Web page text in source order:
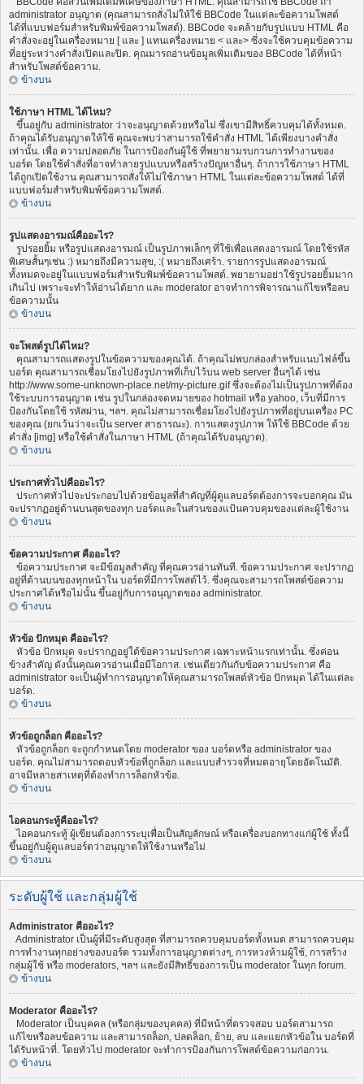
administrator อนุญาต (คุณสามารถสั่งไม่ให้ใช้ BBCode ในแต่ละข้อความโพสต์
ได้ที่แบบฟอร์มสำหรับพิมพ์ข้อความโพสต์). BBCode จะคล้ายกับรูปแบบ HTML คือ
คำสั่งจะอยู่ในเครื่องหมาย [ และ ] แทนเครื่องหมาย < และ> ซึ่งจะใช้ควบคุมข้อความ
ที่อยู่ระหว่างคำสั่งเปิดและปิด. คุณมารถอ่านข้อมูลเพิ่มเติมของ BBCode ได้ที่หน้า
สำหรับโพสต์ข้อความ.
ข้างบน
ใช้ภาษา HTML ได้ไหม?
ขึ้นอยู่กับ administrator ว่าจะอนุญาตด้วยหรือไม่ ซึ่งเขามีสิทธิ์ควบคุมได้ทั้งหมด.
ถ้าคุณได้รับอนุญาตให้ใช้ คุณจะพบว่าสามารถใช้คำสั่ง HTML ได้เพียงบางคำสั่ง
เท่านั้น. เพื่อ ความปลอดภัย ในการป้องกันผู้ใช้ ที่พยายามรบกวนการทำงานของ
บอร์ด โดยใช้คำสั่งที่อาจทำลายรูปแบบหรือสร้างปัญหาอื่นๆ. ถ้าการใช้ภาษา HTML
ได้ถูกเปิดใช้งาน คุณสามารถสั่งให้ไม่ใช้ภาษา HTML ในแต่ละข้อความโพสต์ ได้ที่
แบบฟอร์มสำหรับพิมพ์ข้อความโพสต์.
ข้างบน
รูปแสดงอารมณ์คืออะไร?
รูปรอยยิ้ม หรือรูปแสดงอารมณ์ เป็นรูปภาพเล็กๆ ที่ใช้เพื่อแสดงอารมณ์ โดยใช้รหัส
พิเศษสั้นๆเช่น :) หมายถึงมีความสุข, :( หมายถึงเศร้า. รายการรูปแสดงอารมณ์
ทั้งหมดจะอยู่ในแบบฟอร์มสำหรับพิมพ์ข้อความโพสต์. พยายามอย่าใช้รูปรอยยิ้มมาก
เกินไป เพราะจะทำให้อ่านได้ยาก และ moderator อาจทำการพิจารณาแก้ไขหรือลบ
ข้อความนั้น
ข้างบน
จะโพสต์รูปได้ไหม?
คุณสามารถแสดงรูปในข้อความของคุณได้. ถ้าคุณไม่พบกล่องสำหรับแนบไฟล์ขึ้น
บอร์ด คุณสามารถเชื่อมโยงไปยังรูปภาพที่เก็บไว้บน web server อื่นๆได้ เช่น
http://www.some-unknown-place.net/my-picture.gif ซึ่งจะต้องไม่เป็นรูปภาพที่ต้อง
ใช้ระบบการอนุญาต เช่น รูปในกล่องจดหมายของ hotmail หรือ yahoo, เว็บที่มีการ
ป้องกันโดยใช้ รหัสผ่าน, ฯลฯ. คุณไม่สามารถเชื่อมโยงไปยังรูปภาพที่อยู่บนเครื่อง PC
ของคุณ (ยกเว้นว่าจะเป็น server สาธารณะ). การแสดงรูปภาพ ให้ใช้ BBCode ด้วย
คำสั่ง [img] หรือใช้คำสั่งในภาษา HTML (ถ้าคุณได้รับอนุญาต).
ข้างบน
ประกาศทั่วไปคืออะไร?
ประกาศทั่วไปจะประกอบไปด้วยข้อมูลที่สำคัญที่ผู้ดูแลบอร์ดต้องการจะบอกคุณ มัน
จะปรากฏอยู่ด้านบนสุดของทุก บอร์ดและในส่วนของแป้นควบคุมของแต่ละผู้ใช้งาน
ข้างบน
ข้อความประกาศ คืออะไร?
ข้อความประกาศ จะมีข้อมูลสำคัญ ที่คุณควรอ่านทันที. ข้อความประกาศ จะปรากฏ
อยู่ที่ด้านบนของทุกหน้าใน บอร์ดที่มีการโพสต์ไว้. ซึ่งคุณจะสามารถโพสต์ข้อความ
ประกาศได้หรือไม่นั้น ขึ้นอยู่กับการอนุญาตของ administrator.
ข้างบน
หัวข้อ ปักหมุด คืออะไร?
หัวข้อ ปักหมุด จะปรากฏอยู่ใต้ข้อความประกาศ เฉพาะหน้าแรกเท่านั้น. ซึ่งค่อน
ข้างสำคัญ ดังนั้นคุณควรอ่านเมื่อมีโอกาส. เช่นเดียวกันกับข้อความประกาศ คือ
administrator จะเป็นผู้ทำการอนุญาตให้คุณสามารถโพสต์หัวข้อ ปักหมุด ได้ในแต่ละ
บอร์ด.
ข้างบน
หัวข้อถูกล็อก คืออะไร?
หัวข้อถูกล็อก จะถูกกำหนดโดย moderator ของ บอร์ดหรือ administrator ของ
บอร์ด. คุณไม่สามารถตอบหัวข้อที่ถูกล็อก และแบบสำรวจที่หมดอายุโดยอัตโนมัติ.
อาจมีหลายสาเหตุที่ต้องทำการล็อกหัวข้อ.
ข้างบน
ไอคอนกระทู้คืออะไร?
ไอคอนกระทู้ ผู้เขียนต้องการระบุเพื่อเป็นสัญลักษณ์ หรือเครื่องบอกทางแก่ผู้ใช้ ทั้งนี้
ขึ้นอยู่กับผู้ดูแลบอร์ดว่าอนุญาตให้ใช้งานหรือไม่
ข้างบน
ระดับผู้ใช้ และกลุ่มผู้ใช้
Administrator คืออะไร?
Administrator เป็นผู้ที่มีระดับสูงสุด ที่สามารถควบคุมบอร์ดทั้งหมด สามารถควบคุม
การทำงานทุกอย่างของบอร์ด รวมทั้งการอนุญาตต่างๆ, การหวงห้ามผู้ใช้, การสร้าง
กลุ่มผู้ใช้ หรือ moderators, ฯลฯ และยังมีสิทธิ์ของการเป็น moderator ในทุก forum.
ข้างบน
Moderator คืออะไร?
Moderator เป็นบุคคล (หรือกลุ่มของบุคคล) ที่มีหน้าที่ตรวจสอบ บอร์ดสามารถ
แก้ไขหรือลบข้อความ และสามารถล็อก, ปลดล็อก, ย้าย, ลบ และแยกหัวข้อใน บอร์ดที่
ได้รับหน้าที่. โดยทั่วไป moderator จะทำการป้องกันการโพสต์ข้อความก่อกวน.
ข้างบน